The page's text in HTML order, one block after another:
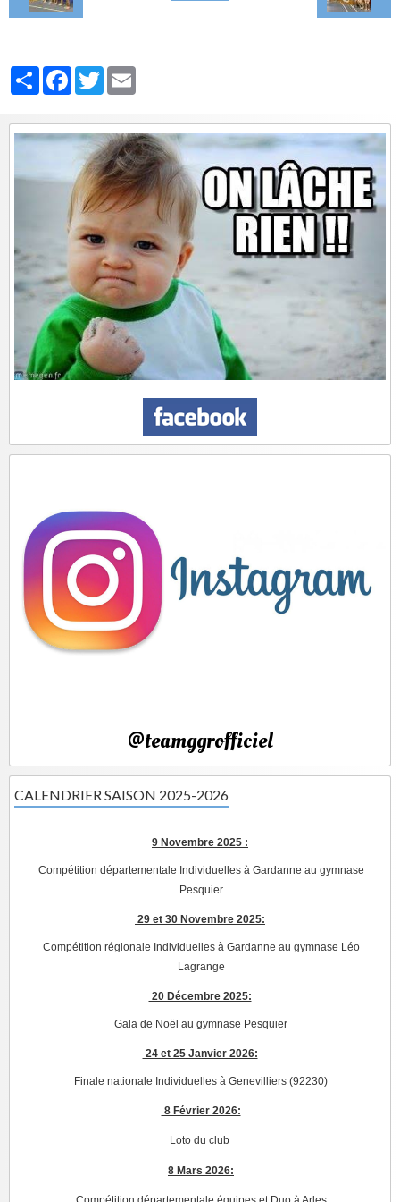
PartagerFacebook
Twitter
@teamggrofficiel
CALENDRIER SAISON 2025-2026
9 Novembre 2025 :
Compétition départementale Individuelles à Gardanne au gymnase
Pesquier
29 et 30 Novembre 2025:
Compétition régionale Individuelles à Gardanne au gymnase Léo
Lagrange
20 Décembre 2025:
Gala de Noël au gymnase Pesquier
24 et 25 Janvier 2026:
Finale nationale Individuelles à Genevilliers (92230)
8 Février 2026:
Loto du club
8 Mars 2026: